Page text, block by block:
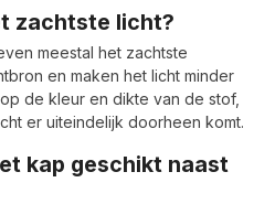
zachtste licht?
meestal het zachtste
en maken het licht minder
de kleur en dikte van de stof,
er uiteindelijk doorheen komt.
kap geschikt naast